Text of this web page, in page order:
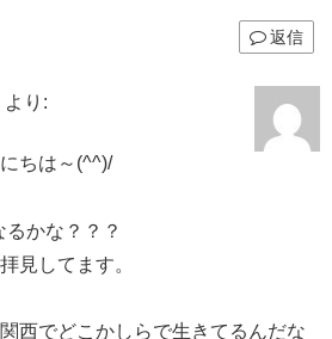
返信
より:
ちは～(^^)/
かな？？？
見してます。
西でどこかしらで生きてるんだな